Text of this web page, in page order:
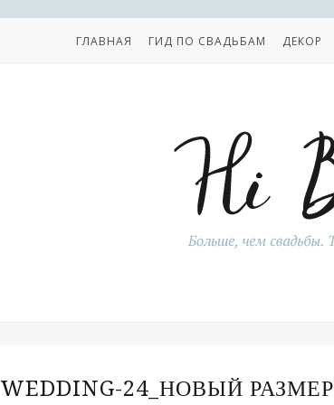
ГЛАВНАЯ ГИД ПО СВАДЬБАМ ДЕКОР
WEDDING-24_НОВЫЙ РАЗМЕР